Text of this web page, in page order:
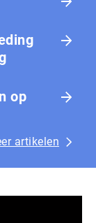
op
artikelen